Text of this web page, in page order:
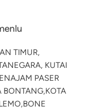
TIMUR,
KUTAI
PASER
BONTANG,KOTA
BONE